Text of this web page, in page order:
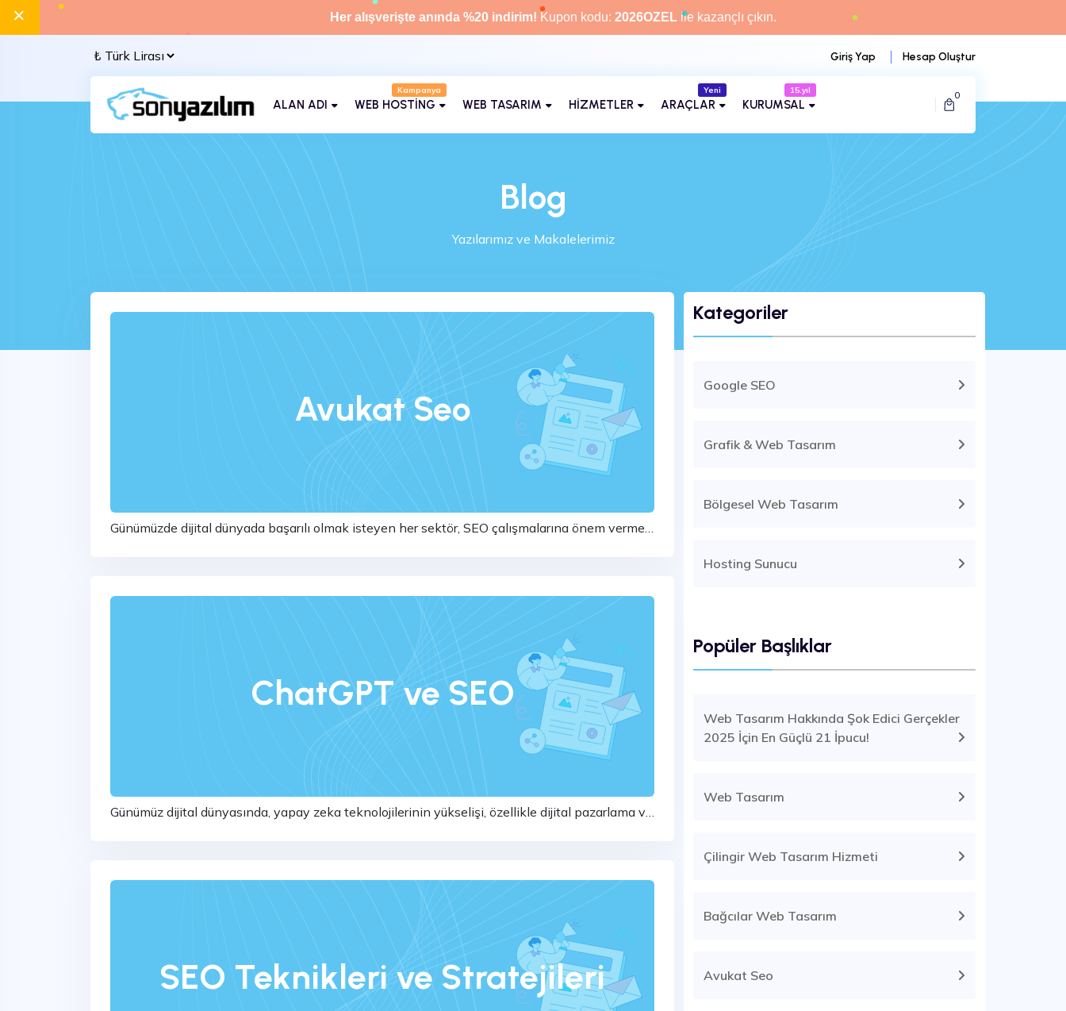
× Her alışverişte anında %20 indirim! Kupon kodu: 2026OZELile kazançlı çıkın.
Giriş Yap Hesap Oluştur
ALAN ADI
Kampanya
WEB HOSTİNG WEB TASARIM HİZMETLER
Yeni
ARAÇLAR KURUMSAL
0
Blog
Yazılarımız ve Makalelerimiz
Avukat Seo
Günümüzde dijital dünyada başarılı olmak isteyen her sektör, SEO çalışmalarına önem vermek
ChatGPT ve SEO
Günümüz dijital dünyasında, yapay zeka teknolojilerinin yükselişi, özellikle dijital pazarlama ve
SEO Teknikleri ve Stratejileri
Kategoriler
Google SEO
Grafik & Web Tasarım
Bölgesel Web Tasarım
Hosting Sunucu
Popüler Başlıklar
Web Tasarım Hakkında Şok Edici Gerçekler
2025 İçin En Güçlü 21 İpucu!
Web Tasarım
Çilingir Web Tasarım Hizmeti
Bağcılar Web Tasarım
Avukat Seo